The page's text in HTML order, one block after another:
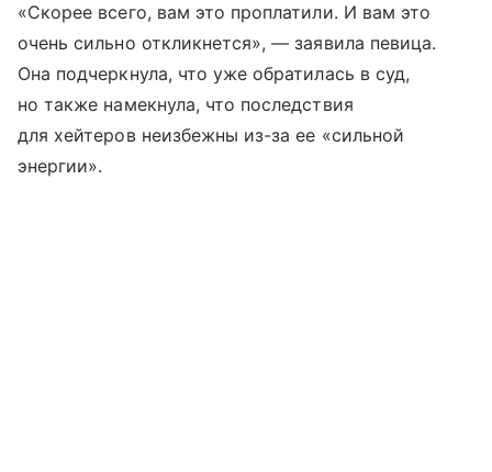
«Скорее всего, вам это проплатили. И вам это
очень сильно откликнется», — заявила певица.
Она подчеркнула, что уже обратилась в суд,
но также намекнула, что последствия
для хейтеров неизбежны из-за ее «сильной
энергии».